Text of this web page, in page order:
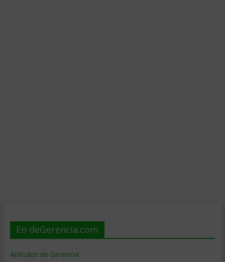
En deGerencia.com
Artículos de Gerencia